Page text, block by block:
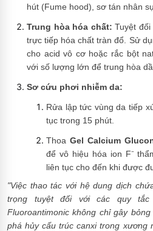
hút (Fume hood), sơ tán nhân
Trung hòa hóa chất: Tuyệt
trực tiếp hóa chất tràn đổ. Sử
cho acid vô cơ hoặc rắc bột
với số lượng lớn để trung hòa
Sơ cứu phơi nhiễm da:
Rửa lập tức vùng da tiếp
tục trong 15 phút.
ThoaGel Calcium
để vô hiệu hóa ion F⁻
liên tục cho đến khi được
"Việc thao tác với hệ dung dịch
trọng tuyệt đối với các quy
Fluoroantimonic không chỉ gây
phá hủy cấu trúc canxi trong xương